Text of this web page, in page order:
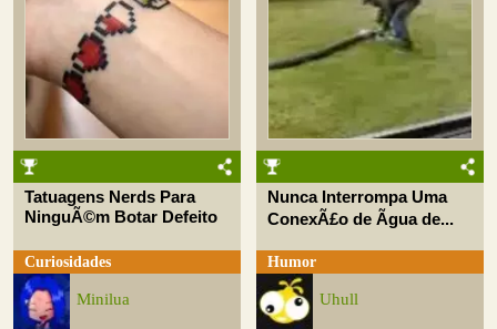
Tatuagens Nerds Para
NinguÃ©m Botar Defeito
Curiosidades
Minilua
Nunca Interrompa Uma
ConexÃ£o de Ãgua de...
Humor
Uhull